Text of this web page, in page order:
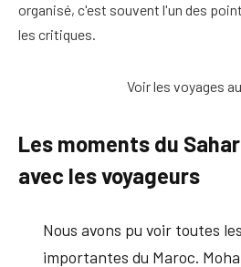
organisé, c'est souvent l'un des
les critiques.
Voir les voyages
Les moments du
avec les voyageurs
Nous avons pu voir toutes
importantes du Maroc.